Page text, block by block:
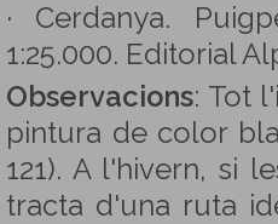
· Cerdanya.
1:25.000. Editorial
Observacions: Tot
pintura de color
121). A l'hivern, si
tracta d'una ruta